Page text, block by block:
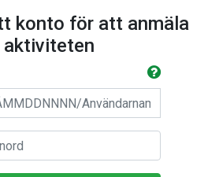
konto för att anmäla
aktiviteten
Användarnamn